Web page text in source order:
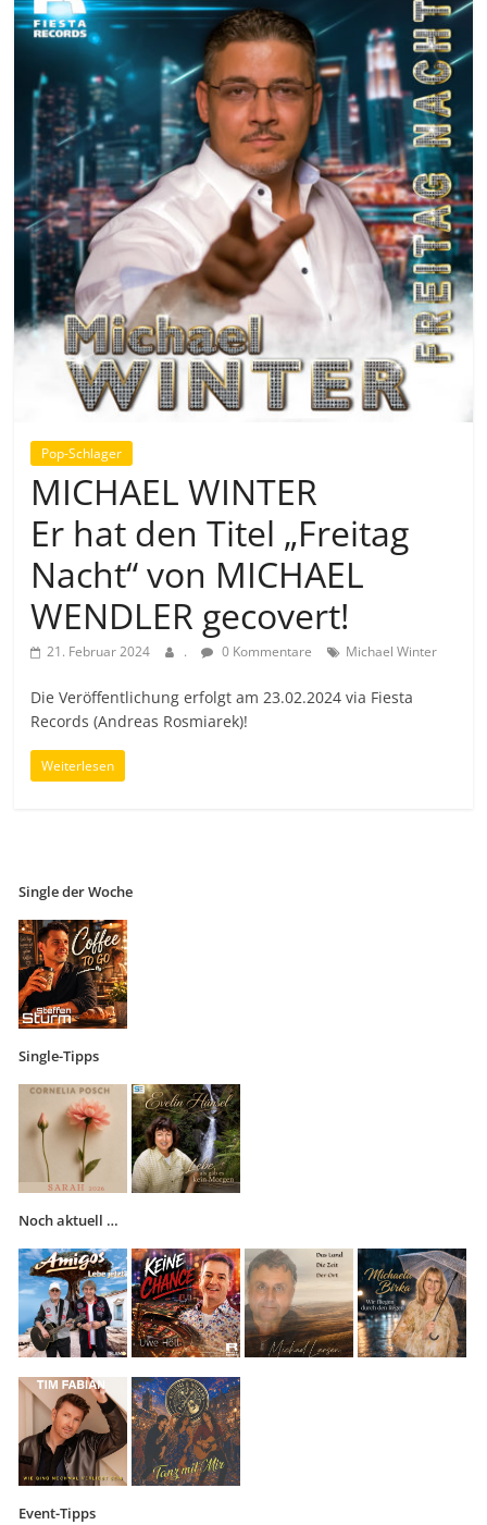
Pop-Schlager
MICHAEL WINTER
Er hat den Titel „Freitag
Nacht“ von MICHAEL
WENDLER gecovert!
21. Februar 2024 . 0 Kommentare Michael Winter
Die Veröffentlichung erfolgt am 23.02.2024 via Fiesta
Records (Andreas Rosmiarek)!
Weiterlesen
Single der Woche
Single-Tipps
Noch aktuell …
Event-Tipps